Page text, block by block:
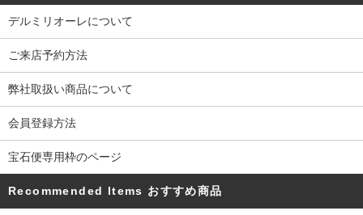
デルミリオーレについて
ご来店予約方法
弊社取扱い商品について
会員登録方法
宝石便専用枠のページ
Recommended Items おすすめ商品